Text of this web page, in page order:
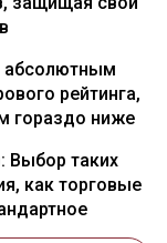
абсолютным
рейтинга,
гораздо ниже
Выбор таких
как торговые